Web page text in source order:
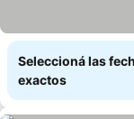
Seleccioná las
exactos